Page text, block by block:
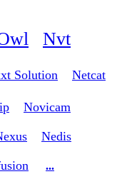
Nvt
Solution Netcat
Novicam
Nedis
...